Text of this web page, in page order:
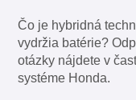
Čo je hybridná
vydržia batérie?
otázky nájdete v
systéme Honda.